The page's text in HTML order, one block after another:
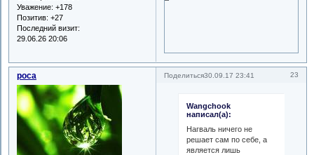
Уважение: +178
Позитив: +27
Последний визит:
29.06.26 20:06
Поделиться 23
30.09.17 23:41
роса
Wangchook
написал(а):
Нагваль ничего не
решает сам по себе, а
является лишь